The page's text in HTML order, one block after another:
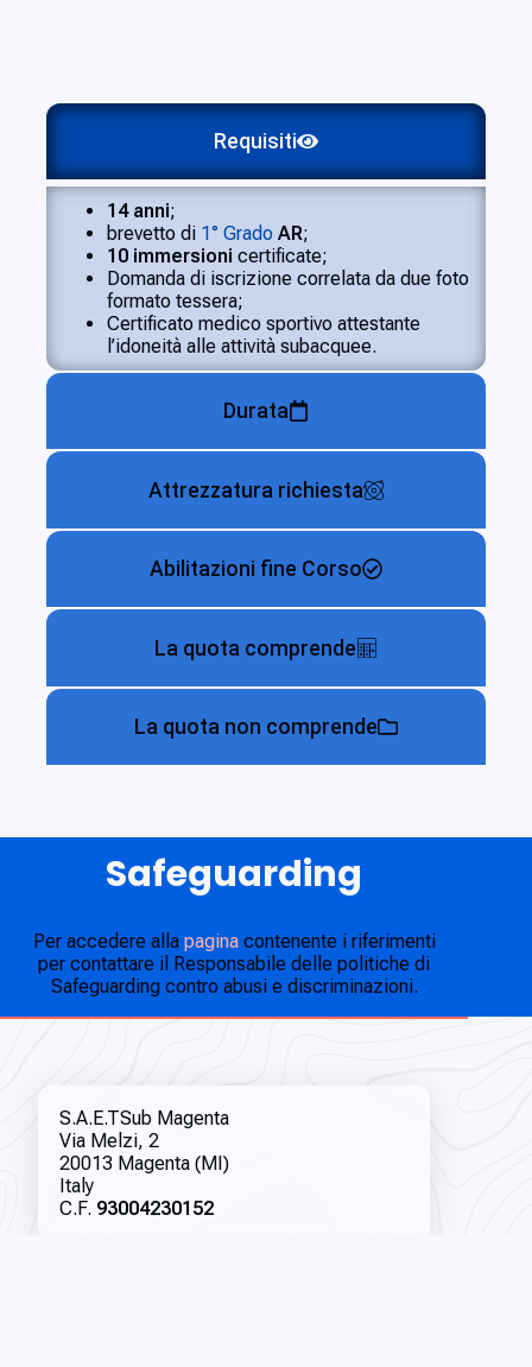
Requisiti
Durata
Attrezzatura richiesta
Abilitazioni fine Corso
La quota comprende
La quota non comprende
14 anni;
brevetto di 1° GradoAR;
10 immersioni certificate;
Domanda di iscrizione correlata da due foto
formato tessera;
Certificato medico sportivo attestante
l’idoneità alle attività subacquee.
Safeguarding
Per accedere alla paginacontenente i riferimenti
per contattare il Responsabile delle politiche di
Safeguarding contro abusi e discriminazioni.
S.A.E.TSub Magenta
Via Melzi, 2
20013 Magenta (MI)
Italy
C.F. 93004230152